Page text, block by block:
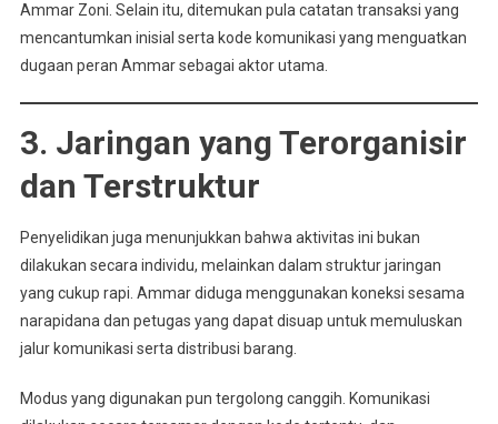
Ammar Zoni. Selain itu, ditemukan pula catatan transaksi yang
mencantumkan inisial serta kode komunikasi yang menguatkan
dugaan peran Ammar sebagai aktor utama.
3. Jaringan yang Terorganisir
dan Terstruktur
Penyelidikan juga menunjukkan bahwa aktivitas ini bukan
dilakukan secara individu, melainkan dalam struktur jaringan
yang cukup rapi. Ammar diduga menggunakan koneksi sesama
narapidana dan petugas yang dapat disuap untuk memuluskan
jalur komunikasi serta distribusi barang.
Modus yang digunakan pun tergolong canggih. Komunikasi